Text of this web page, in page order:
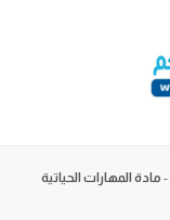
- مادة المهارات الحياتية